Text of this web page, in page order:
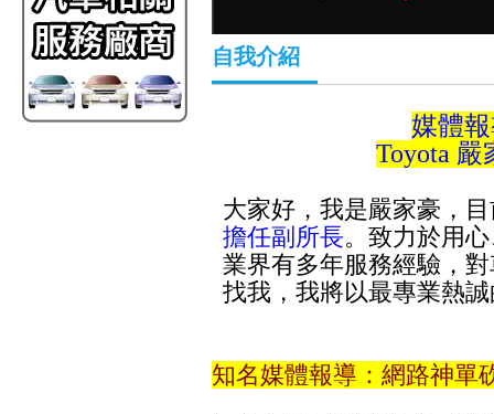
自我介紹
媒體
Toyota
大家好，我是嚴家豪，
擔任副所長。致力於用
業界有多年服務經驗，
找我，我將以最專業熱
知名媒體報導：網路神單